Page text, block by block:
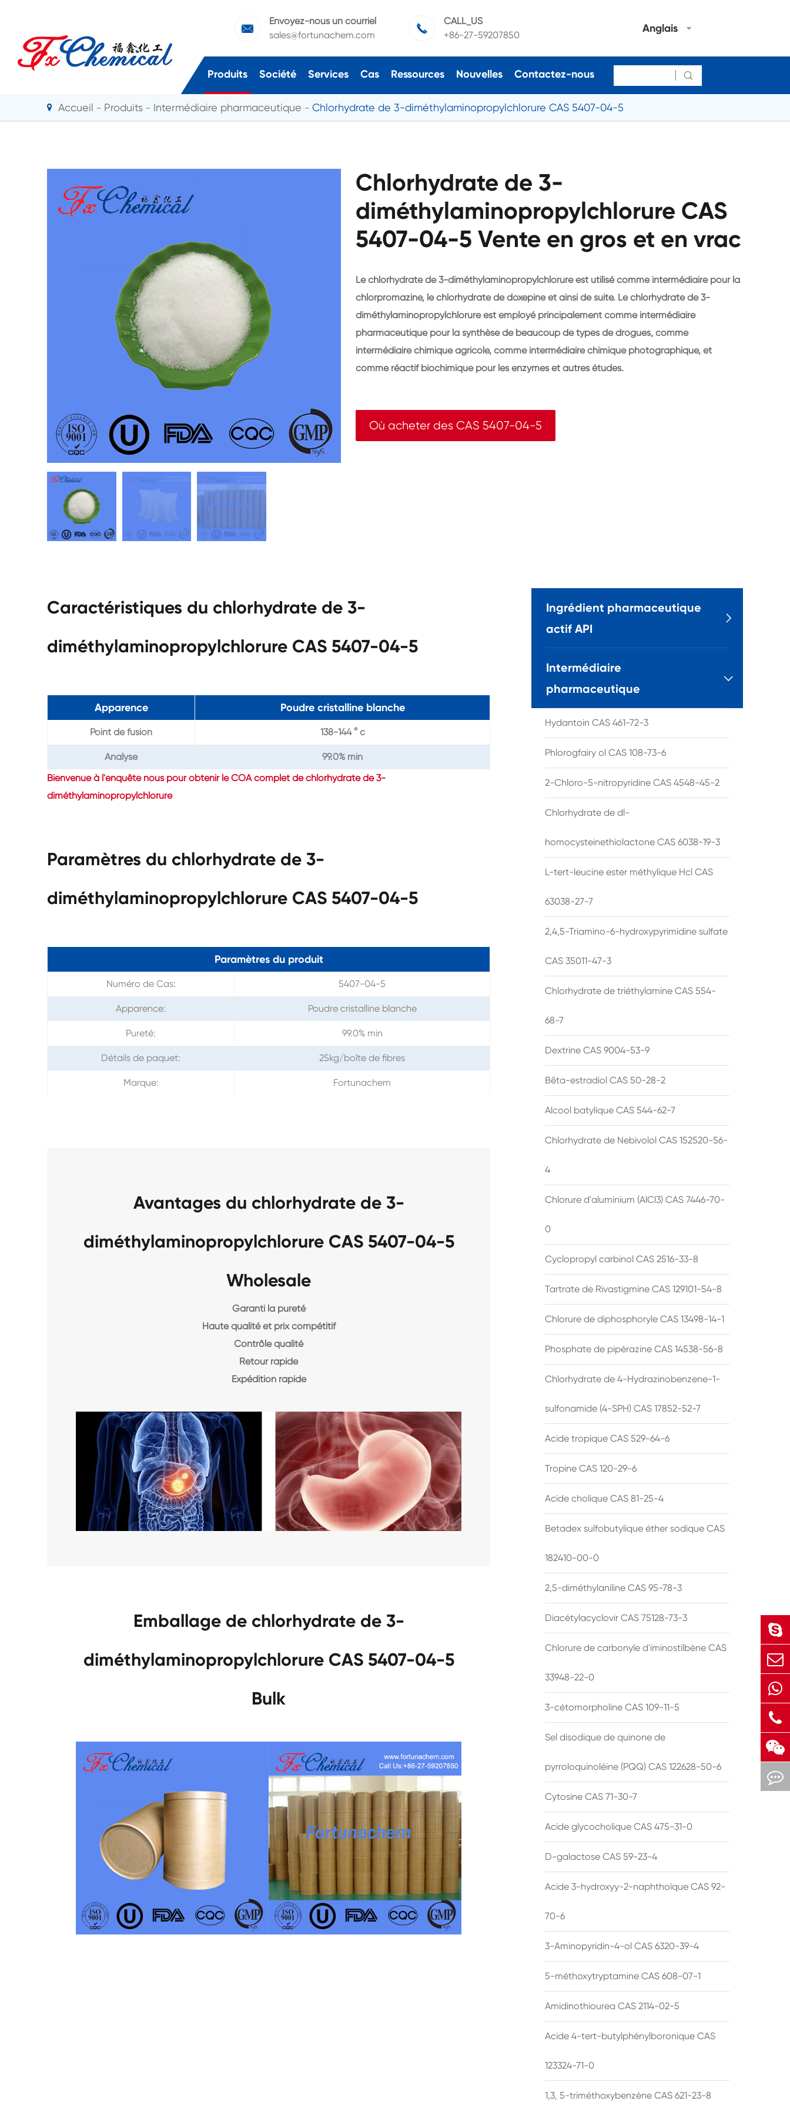

Envoyez-nous un courriel
sales@fortunachem.com

CALL_US
+86-27-59207850
Anglais
Produits Société Services Cas Ressources Nouvelles Contactez-nous 
Accueil Produits Intermédiaire pharmaceutique Chlorhydrate de 3-diméthylaminopropylchlorure CAS 5407-04-5
Chlorhydrate de 3-
diméthylaminopropylchlorure CAS
5407-04-5 Vente en gros et en vrac
Le chlorhydrate de 3-diméthylaminopropylchlorure est utilisé comme intermédiaire pour la
chlorpromazine, le chlorhydrate de doxepine et ainsi de suite. Le chlorhydrate de 3-
diméthylaminopropylchlorure est employé principalement comme intermédiaire
pharmaceutique pour la synthèse de beaucoup de types de drogues, comme
intermédiaire chimique agricole, comme intermédiaire chimique photographique, et
comme réactif biochimique pour les enzymes et autres études.
Où acheter des CAS 5407-04-5
Caractéristiques du chlorhydrate de 3-
diméthylaminopropylchlorure CAS 5407-04-5
Apparence Poudre cristalline blanche
Point de fusion 138-144 ° c
Analyse
99.0% min
Bienvenue à l'enquête nous pour obtenir le COA complet de chlorhydrate de 3-
diméthylaminopropylchlorure
Paramètres du chlorhydrate de 3-
diméthylaminopropylchlorure CAS 5407-04-5
Paramètres du produit
Numéro de Cas: 5407-04-5
Apparence: Poudre cristalline blanche
Pureté: 99.0% min
Détails de paquet: 25kg/boîte de fibres
Marque: Fortunachem
Avantages du chlorhydrate de 3-
diméthylaminopropylchlorure CAS 5407-04-5
Wholesale
Garanti la pureté
Haute qualité et prix compétitif
Contrôle qualité
Retour rapide
Expédition rapide
Emballage de chlorhydrate de 3-
diméthylaminopropylchlorure CAS 5407-04-5
Bulk
Ingrédient pharmaceutique
actif API

Intermédiaire
pharmaceutique

Hydantoin CAS 461-72-3
Phlorogfairy ol CAS 108-73-6
2-Chloro-5-nitropyridine CAS 4548-45-2
Chlorhydrate de dl-
homocysteinethiolactone CAS 6038-19-3
L-tert-leucine ester méthylique Hcl CAS
63038-27-7
2,4,5-Triamino-6-hydroxypyrimidine sulfate
CAS 35011-47-3
Chlorhydrate de triéthylamine CAS 554-
68-7
Dextrine CAS 9004-53-9
Bêta-estradiol CAS 50-28-2
Alcool batylique CAS 544-62-7
Chlorhydrate de Nebivolol CAS 152520-56-
4
Chlorure d'aluminium (AlCl3) CAS 7446-70-
0
Cyclopropyl carbinol CAS 2516-33-8
Tartrate de Rivastigmine CAS 129101-54-8
Chlorure de diphosphoryle CAS 13498-14-1
Phosphate de pipérazine CAS 14538-56-8
Chlorhydrate de 4-Hydrazinobenzene-1-
sulfonamide (4-SPH) CAS 17852-52-7
Acide tropique CAS 529-64-6
Tropine CAS 120-29-6
Acide cholique CAS 81-25-4
Betadex sulfobutylique éther sodique CAS
182410-00-0
2,5-diméthylaniline CAS 95-78-3
Diacétylacyclovir CAS 75128-73-3
Chlorure de carbonyle d'iminostilbène CAS
33948-22-0
3-cétomorpholine CAS 109-11-5
Sel disodique de quinone de
pyrroloquinoléine (PQQ) CAS 122628-50-6
Cytosine CAS 71-30-7
Acide glycocholique CAS 475-31-0
D-galactose CAS 59-23-4
Acide 3-hydroxyy-2-naphthoïque CAS 92-
70-6
3-Aminopyridin-4-ol CAS 6320-39-4
5-méthoxytryptamine CAS 608-07-1
Amidinothiourea CAS 2114-02-5
Acide 4-tert-butylphénylboronique CAS
123324-71-0
1,3, 5-triméthoxybenzène CAS 621-23-8